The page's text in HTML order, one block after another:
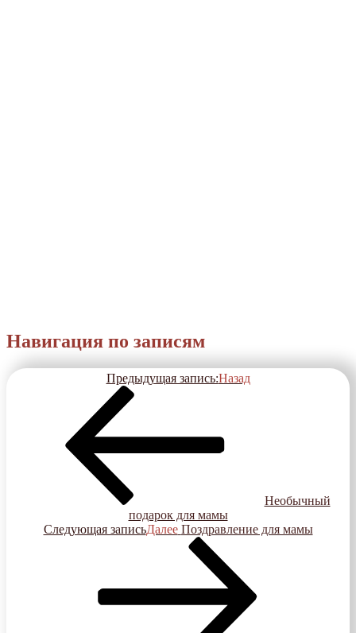
Навигация по записям
Предыдущая запись:Назад
Необычный
подарок для мамы
Следующая записьДалее Поздравление для мамы